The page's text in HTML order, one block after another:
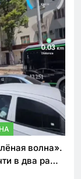
волна».
в два раза